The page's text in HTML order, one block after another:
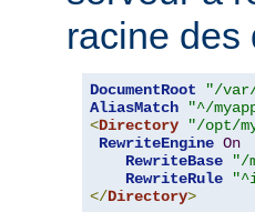
racine des
DocumentRoot
"/var/
AliasMatch
"^/
<Directory "/opt/
RewriteEngine On
RewriteBase
"/
RewriteRule
</Directory>